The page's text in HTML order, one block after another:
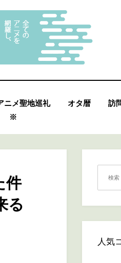
ニメ聖地巡礼 オタ暦 訪
※
件
る
人気